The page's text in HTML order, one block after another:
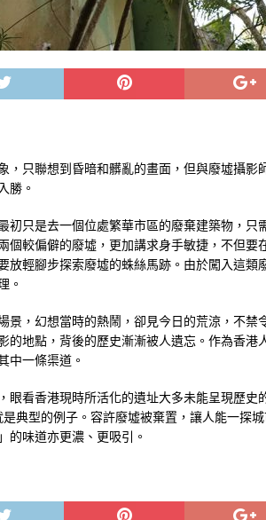
，只聯想到昏暗和髒亂的畫面，但與廢墟攝影
勝。
初只是去一個位處繁華市區的廢棄建築物，只
個較偏僻的廢墟，更加講求身手敏捷，不但要
放輕腳步探索廢墟的蛛絲馬跡。由於闖入這類
。
景，幻想當時的熱鬧，卻見今日的荒涼，不禁
的地點，背後的歷史漸漸被人遺忘。作為香港
中一條渠道。
眼看香港現時所活化的遺址大多未能呈現歷史
典型的例子。容許廢墟被棄置，讓人能一探
的味道亦更濃、更吸引。